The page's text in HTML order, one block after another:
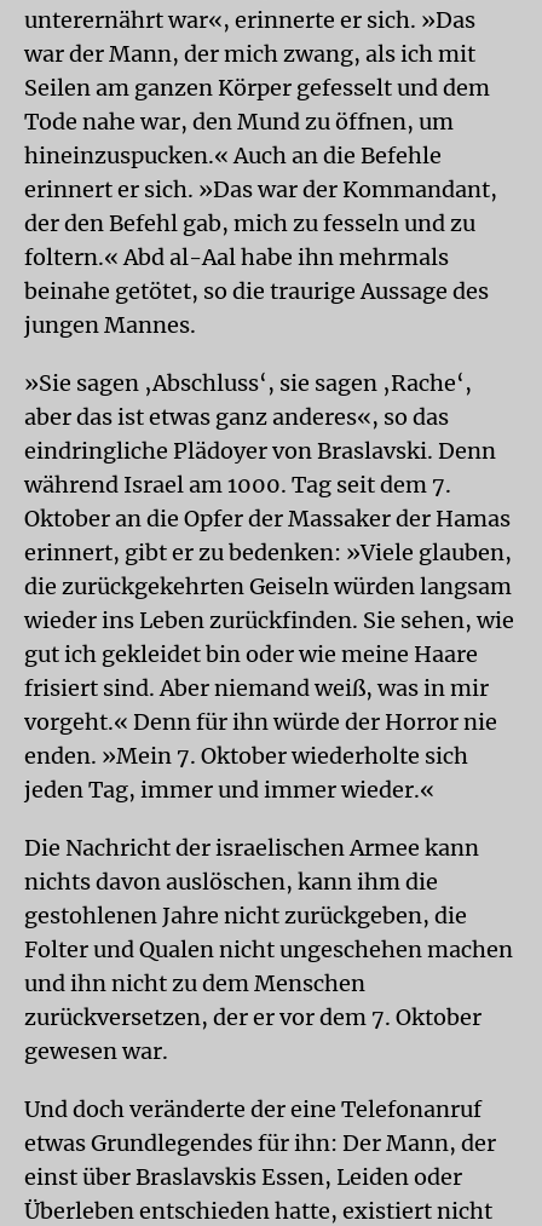
unterernährt war«, erinnerte er sich. »Das
war der Mann, der mich zwang, als ich mit
Seilen am ganzen Körper gefesselt und dem
Tode nahe war, den Mund zu öffnen, um
hineinzuspucken.« Auch an die Befehle
erinnert er sich. »Das war der Kommandant,
der den Befehl gab, mich zu fesseln und zu
foltern.« Abd al-Aal habe ihn mehrmals
beinahe getötet, so die traurige Aussage des
jungen Mannes.
»Sie sagen ‚Abschluss‘, sie sagen ‚Rache‘,
aber das ist etwas ganz anderes«, so das
eindringliche Plädoyer von Braslavski. Denn
während Israel am 1000. Tag seit dem 7.
Oktober an die Opfer der Massaker der Hamas
erinnert, gibt er zu bedenken: »Viele glauben,
die zurückgekehrten Geiseln würden langsam
wieder ins Leben zurückfinden. Sie sehen, wie
gut ich gekleidet bin oder wie meine Haare
frisiert sind. Aber niemand weiß, was in mir
vorgeht.« Denn für ihn würde der Horror nie
enden. »Mein 7. Oktober wiederholte sich
jeden Tag, immer und immer wieder.«
Die Nachricht der israelischen Armee kann
nichts davon auslöschen, kann ihm die
gestohlenen Jahre nicht zurückgeben, die
Folter und Qualen nicht ungeschehen machen
und ihn nicht zu dem Menschen
zurückversetzen, der er vor dem 7. Oktober
gewesen war.
Und doch veränderte der eine Telefonanruf
etwas Grundlegendes für ihn: Der Mann, der
einst über Braslavskis Essen, Leiden oder
Überleben entschieden hatte, existiert nicht